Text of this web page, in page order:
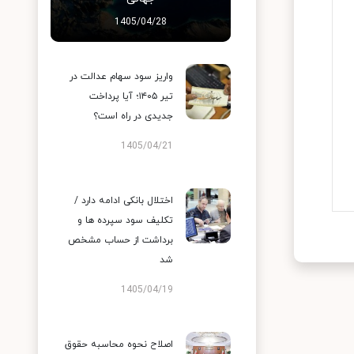
1405/04/28
واریز سود سهام عدالت در
تیر ۱۴۰۵؛ آیا پرداخت
جدیدی در راه است؟
1405/04/21
اختلال بانکی ادامه دارد /
تکلیف سود سپرده ها و
برداشت از حساب مشخص
شد
1405/04/19
اصلاح نحوه محاسبه حقوق